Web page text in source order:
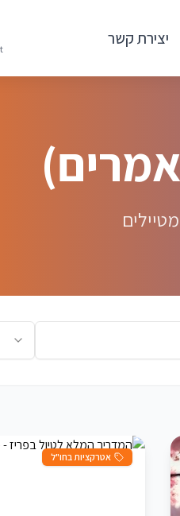
יצירת קשר
אטרקציות בחו"ל